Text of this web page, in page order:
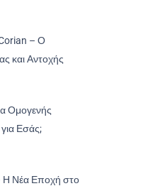
– Ο
και Αντοχής
Ομογενής
για Εσάς;
Η Νέα Εποχή στο